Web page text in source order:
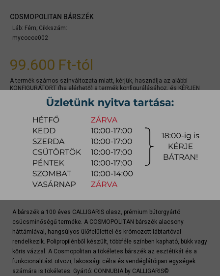
COSMOPOLITAN BÁRSZÉK
Láb: Fém; Cikkszám:
mycocoe002
99.600 Ft-tól
A termék számos színváltozata miatt, kérjük, használja az alábbi
KONFIGURÁTORT (ha elérhető) a termék konfigurálásához, és KÉRJEN
AJÁNLATOT a konkrét színre, mivel kedvezmények is elérhetők lehetnek.
gyors ajánlat
Raktárra érkezés:4-8 hét
Szállítási módja:bútorszállító
Készlet info:gyártásra
Szállítás, szerelés díjtáblázat (országos)
A bárszék a 100 éves CALLIGARIS olasz, prémium bútorgyártó
csúcsminőségű terméke. A COSMOPOLITAN bárszék alacsony
háttámlával, hangsúlyos ülőfelülettel és krómozott lábtartóval
rendelkezik. Polipropilénből készült, többféle színben kapható, bükk vagy
kőris vázzal. A Cosmopolitan a tökéletes bárszék az esztétikát és a
funkcionalitást ötvözi, lakossági célra és vendéglátóipari egységek
számára is tökéletes. Gyártó: CONNUBIA by CALLIGARIS©